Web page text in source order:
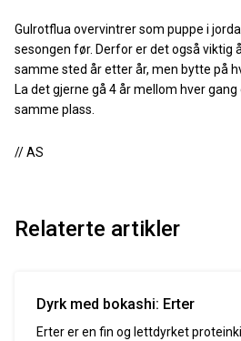
Gulrotflua overvintrer som puppe i
sesongen før. Derfor er det også viktig
samme sted år etter år, men bytte på
La det gjerne gå 4 år mellom hver
samme plass.
// AS
Relaterte artikler
Dyrk med bokashi: Erter
Erter er en fin og lettdyrket